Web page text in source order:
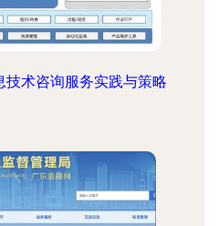
术咨询服务实践与策略